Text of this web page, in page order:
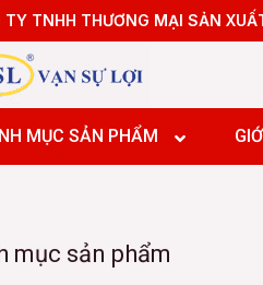
TY TNHH THƯƠNG MẠI SẢN
MỤC SẢN PHẨM
mục sản phẩm